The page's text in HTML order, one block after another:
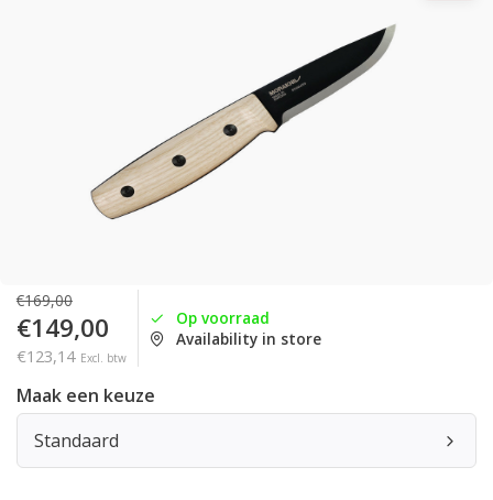
€169,00
€149,00
€123,14 Excl. btw
Op voorraad
Availability in store
Maak een keuze
Standaard